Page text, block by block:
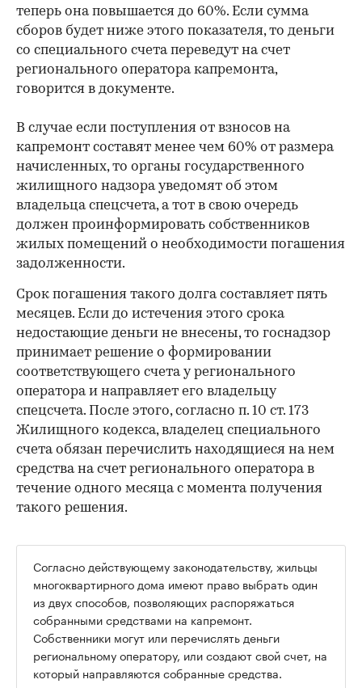
теперь она повышается до 60%. Если сумма
сборов будет ниже этого показателя, то деньги
со специального счета переведут на счет
регионального оператора капремонта,
говорится в документе.
В случае если поступления от взносов на
капремонт составят менее чем 60% от размера
начисленных, то органы государственного
жилищного надзора уведомят об этом
владельца спецсчета, а тот в свою очередь
должен проинформировать собственников
жилых помещений о необходимости погашения
задолженности.
Срок погашения такого долга составляет пять
месяцев. Если до истечения этого срока
недостающие деньги не внесены, то госнадзор
принимает решение о формировании
соответствующего счета у регионального
оператора и направляет его владельцу
спецсчета. После этого, согласно п. 10 ст. 173
Жилищного кодекса, владелец специального
счета обязан перечислить находящиеся на нем
средства на счет регионального оператора в
течение одного месяца с момента получения
такого решения.
Согласно действующему законодательству, жильцы
многоквартирного дома имеют право выбрать один
из двух способов, позволяющих распоряжаться
собранными средствами на капремонт.
Собственники могут или перечислять деньги
региональному оператору, или создают свой счет, на
который направляются собранные средства.